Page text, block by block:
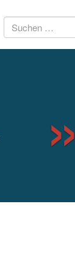
Suchen